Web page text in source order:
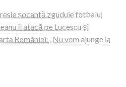
șocantă zguduie fotbalul
îl atacă pe Lucescu și
României: „Nu vom ajunge la